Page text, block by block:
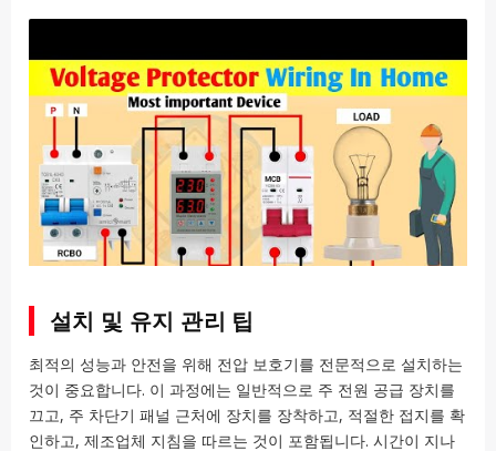
설치 및 유지 관리 팁
최적의 성능과 안전을 위해 전압 보호기를 전문적으로 설치하는
것이 중요합니다. 이 과정에는 일반적으로 주 전원 공급 장치를
끄고, 주 차단기 패널 근처에 장치를 장착하고, 적절한 접지를 확
인하고, 제조업체 지침을 따르는 것이 포함됩니다. 시간이 지나